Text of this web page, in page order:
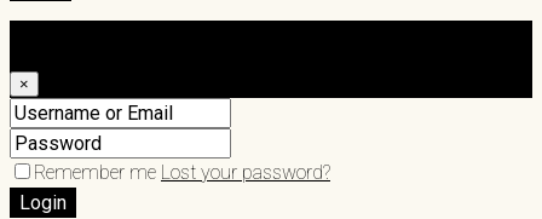
×
Remember me Lost your password?
Login